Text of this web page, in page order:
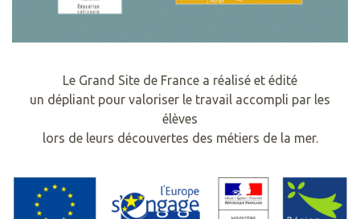
Le Grand Site de France a réalisé et édité
un dépliant pour valoriser le travail accompli par les
élèves
lors de leurs découvertes des métiers de la mer.